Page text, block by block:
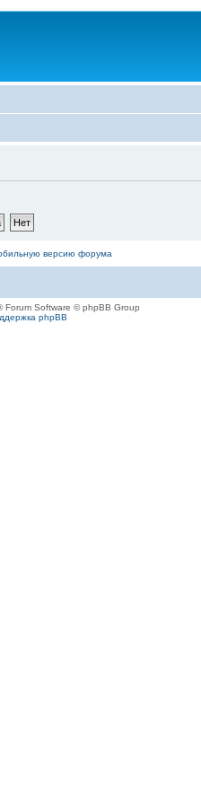
версию форума
Forum Software © phpBB Group
phpBB